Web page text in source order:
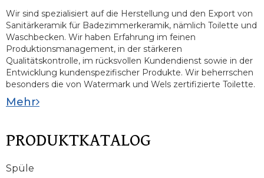
Wir sind spezialisiert auf die Herstellung und den Export von
Sanitärkeramik für Badezimmerkeramik, nämlich Toilette und
Waschbecken. Wir haben Erfahrung im feinen
Produktionsmanagement, in der stärkeren
Qualitätskontrolle, im rücksvollen Kundendienst sowie in der
Entwicklung kundenspezifischer Produkte. Wir beherrschen
besonders die von Watermark und Wels zertifizierte Toilette.
Mehr
PRODUKTKATALOG
Spüle